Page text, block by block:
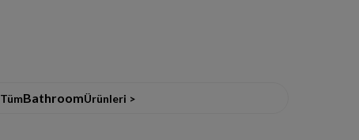
TümBathroomÜrünleri >